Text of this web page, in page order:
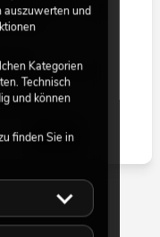
LED THA-230F
Spot
noch wenige verfügbar
€
auszuwerten und
Kategorien
Technisch
und können
finden Sie in